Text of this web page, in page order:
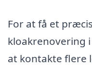
For at få et
kloakrenovering
at kontakte flere